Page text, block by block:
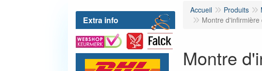
Extra info
Accueil Produits
Montre
Montre